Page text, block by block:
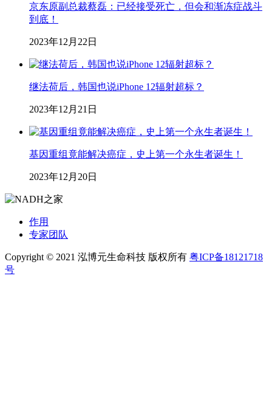
京东原副总裁蔡磊：已经接受死亡，但会和渐冻症战斗
到底！
2023年12月22日
继法荷后，韩国也说iPhone 12辐射超标？
2023年12月21日
基因重组竟能解决癌症，史上第一个永生者诞生！
2023年12月20日
作用
专家团队
Copyright © 2021 泓博元生命科技 版权所有 粤ICP备18121718
号